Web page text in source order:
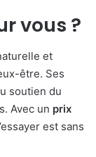
vous ?
et
être. Ses
soutien du
Avec un prix
est sans